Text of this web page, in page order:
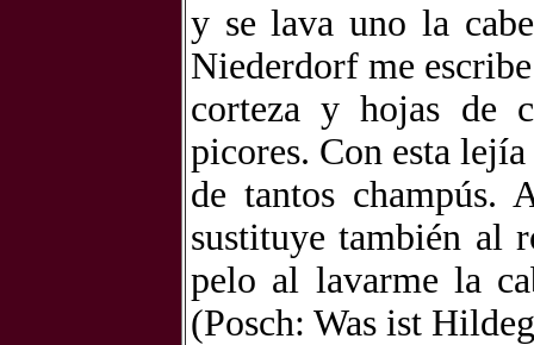
y se lava uno la
Niederdorf me
corteza y hojas de
picores. Con esta
de tantos champús.
sustituye también al
pelo al lavarme la
(Posch: Was ist